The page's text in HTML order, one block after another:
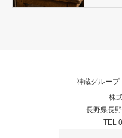
神蔵グルー
株
長野県長
TEL